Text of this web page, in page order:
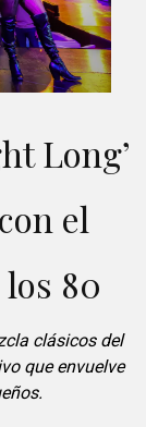
Long’
el
80
clásicos del
que envuelve